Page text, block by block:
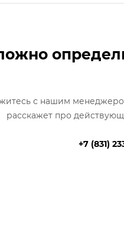
с нашим
расскажет про
+7 (831)